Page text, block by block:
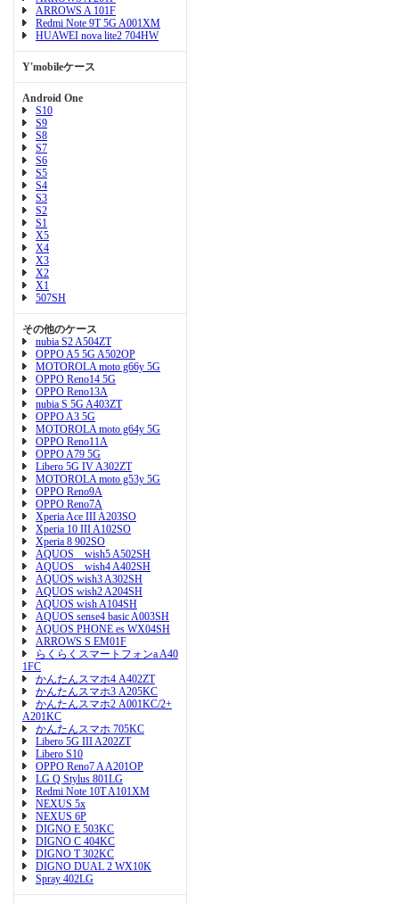
ARROWS A 101F
Redmi Note 9T 5G A001XM
HUAWEI nova lite2 704HW
Y'mobileケース
Android One
S10
S9
S8
S7
S6
S5
S4
S3
S2
S1
X5
X4
X3
X2
X1
507SH
その他のケース
nubia S2 A504ZT
OPPO A5 5G A502OP
MOTOROLA moto g66y 5G
OPPO Reno14 5G
OPPO Reno13A
nubia S 5G A403ZT
OPPO A3 5G
MOTOROLA moto g64y 5G
OPPO Reno11A
OPPO A79 5G
Libero 5G IV A302ZT
MOTOROLA moto g53y 5G
OPPO Reno9A
OPPO Reno7A
Xperia Ace III A203SO
Xperia 10 III A102SO
Xperia 8 902SO
AQUOS wish5 A502SH
AQUOS wish4 A402SH
AQUOS wish3 A302SH
AQUOS wish2 A204SH
AQUOS wish A104SH
AQUOS sense4 basic A003SH
AQUOS PHONE es WX04SH
ARROWS S EM01F
らくらくスマートフォンa A40
1FC
かんたんスマホ4 A402ZT
かんたんスマホ3 A205KC
かんたんスマホ2 A001KC/2+
A201KC
かんたんスマホ 705KC
Libero 5G III A202ZT
Libero S10
OPPO Reno7 A A201OP
LG Q Stylus 801LG
Redmi Note 10T A101XM
NEXUS 5x
NEXUS 6P
DIGNO E 503KC
DIGNO C 404KC
DIGNO T 302KC
DIGNO DUAL 2 WX10K
Spray 402LG